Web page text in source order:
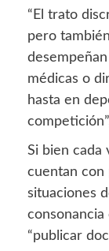
“El trato
pero
médicas o
hasta en
Si bien cada
cuentan con
situaciones
consonancia
“publicar